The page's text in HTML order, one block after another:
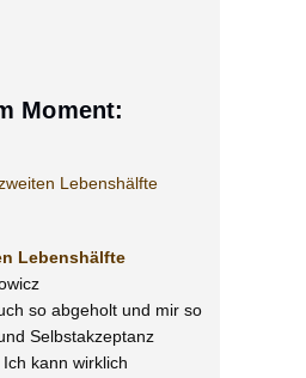
Moment:
Lebenshälfte
so abgeholt und mir so
Selbstakzeptanz
kann wirklich